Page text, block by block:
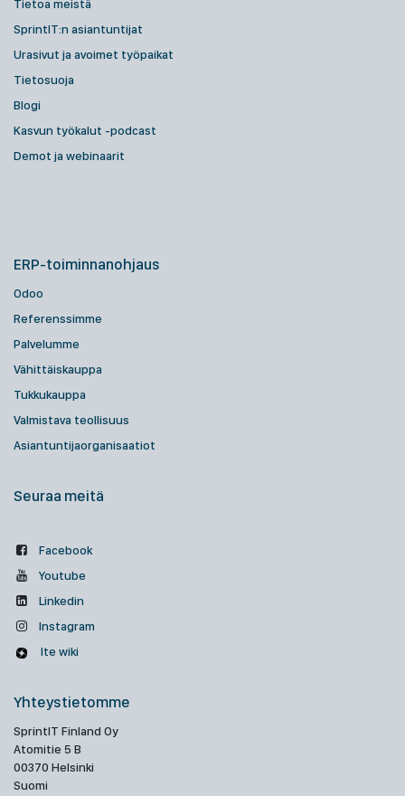
Tietoa meistä
SprintIT:n asiantuntijat
Urasivut ja avoimet työpaikat
Tietosuoja
Blogi
Kasvun työkalut -podcast
Demot ja webinaarit
ERP-toiminnanohjaus
Odoo
Referenssimme
Palvelumme
Vähittäiskauppa
Tukkukauppa
Valmistava teollisuus
Asiantuntijaorganisaatiot
Seuraa meitä
Facebook
Youtube
Linkedin
Instagram
Ite wiki
Yhteystietomme
SprintIT Finland Oy
Atomitie 5 B
00370 Helsinki
Suomi